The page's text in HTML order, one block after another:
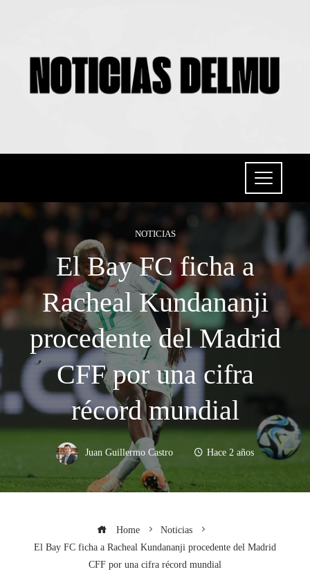
NOTICIAS
El Bay FC ficha a
Racheal Kundananji
procedente del Madrid
CFF por una cifra
récord mundial
Juan Guillermo Castro Hace 2 años
Home
Noticias
El Bay FC ficha a Racheal Kundananji procedente del Madrid
CFF por una cifra récord mundial